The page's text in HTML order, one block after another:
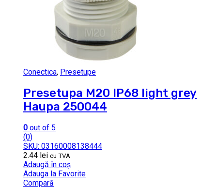
Conectica, Presetupe
Presetupa M20 IP68 light grey
Haupa 250044
0 out of 5
(0)
SKU: 03160008138444
2.44 lei cu TVA
Adaugă în coș
Adauga la Favorite
Compară